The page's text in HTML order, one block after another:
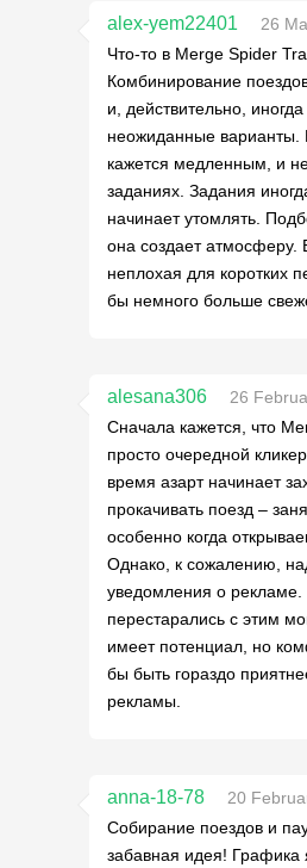
alex-yem22401
26
Что-то в Merge Spider
Комбинирование
и, действительно,
неожиданные варианты.
кажется медленным, и
заданиях. Задания
начинает утомлять.
она создает
неплохая для коротких
бы немного больше
alesana306
26
Сначала кажется, что
просто очередной
время азарт начинает
прокачивать поезд –
особенно когда
Однако, к сожалению,
уведомления о рекламе.
перестарались с этим
имеет потенциал, но
бы быть гораздо
рекламы.
anna-18-78
20
Собирание поездов и
забавная идея! Графика